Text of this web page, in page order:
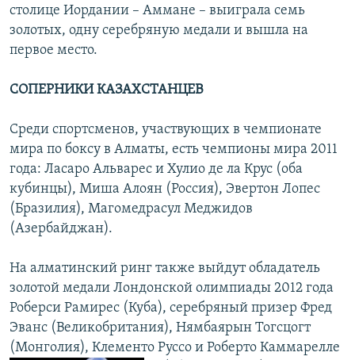
столице Иордании – Аммане – выиграла семь
золотых, одну серебряную медали и вышла на
первое место.
СОПЕРНИКИ КАЗАХСТАНЦЕВ
Среди спортсменов, участвующих в чемпионате
мира по боксу в Алматы, есть чемпионы мира 2011
года: Ласаро Альварес и Хулио де ла Крус (оба
кубинцы), Миша Алоян (Россия), Эвертон Лопес
(Бразилия), Магомедрасул Меджидов
(Азербайджан).
На алматинский ринг также выйдут обладатель
золотой медали Лондонской олимпиады 2012 года
Роберси Рамирес (Куба), серебряный призер Фред
Эванс (Великобритания), Нямбаярын Тогсцогт
(Монголия), Клементо Руссо и Роберто Каммарелле